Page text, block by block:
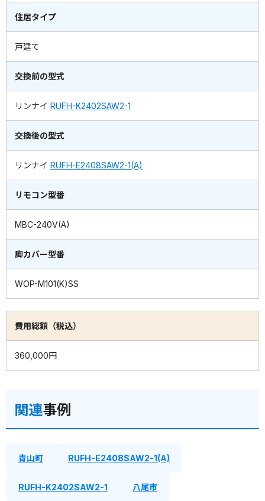
住居タイプ
戸建て
交換前の型式
リンナイ RUFH-K2402SAW2-1
交換後の型式
リンナイ RUFH-E2408SAW2-1(A)
リモコン型番
MBC-240V(A)
脚カバー型番
WOP-M101(K)SS
費用総額（税込）
360,000円
関連事例
青山町 RUFH-E2408SAW2-1(A)
RUFH-K2402SAW2-1 八尾市